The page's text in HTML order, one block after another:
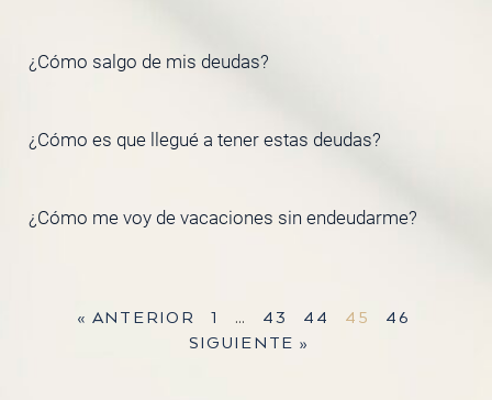
¿Cómo salgo de mis deudas?
¿Cómo es que llegué a tener estas deudas?
¿Cómo me voy de vacaciones sin endeudarme?
« ANTERIOR 1 … 43 44 45
46
SIGUIENTE »